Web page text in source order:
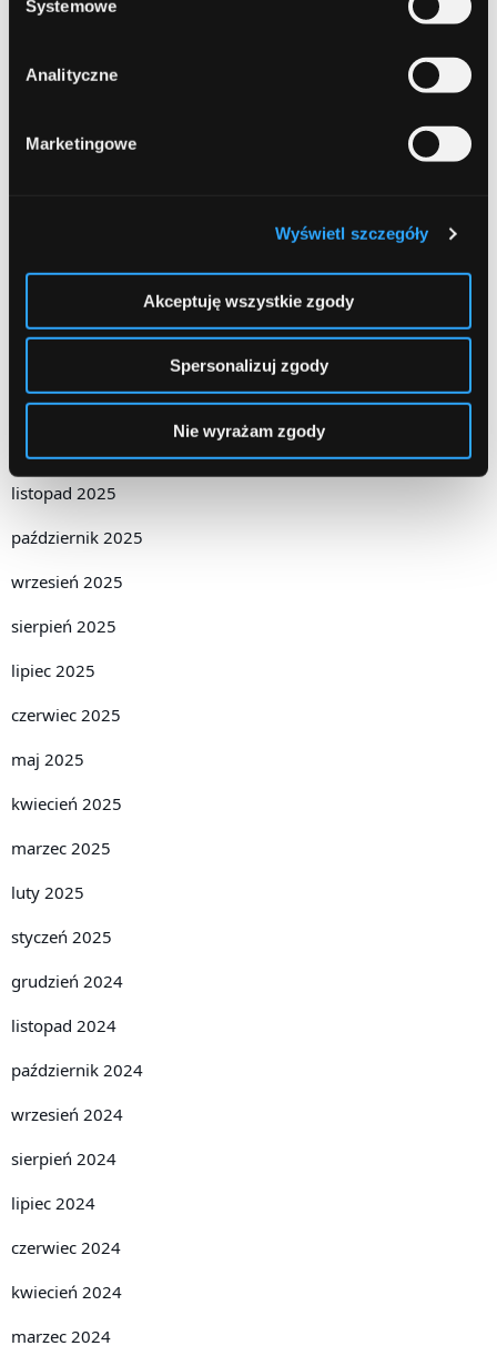
Systemowe
Analityczne
Marketingowe
Wyświetl szczegóły
Akceptuję wszystkie zgody
Spersonalizuj zgody
Nie wyrażam zgody
lipiec 2026
kwiecień 2026
styczeń 2026
listopad 2025
październik 2025
wrzesień 2025
sierpień 2025
lipiec 2025
czerwiec 2025
maj 2025
kwiecień 2025
marzec 2025
luty 2025
styczeń 2025
grudzień 2024
listopad 2024
październik 2024
wrzesień 2024
sierpień 2024
lipiec 2024
czerwiec 2024
kwiecień 2024
marzec 2024